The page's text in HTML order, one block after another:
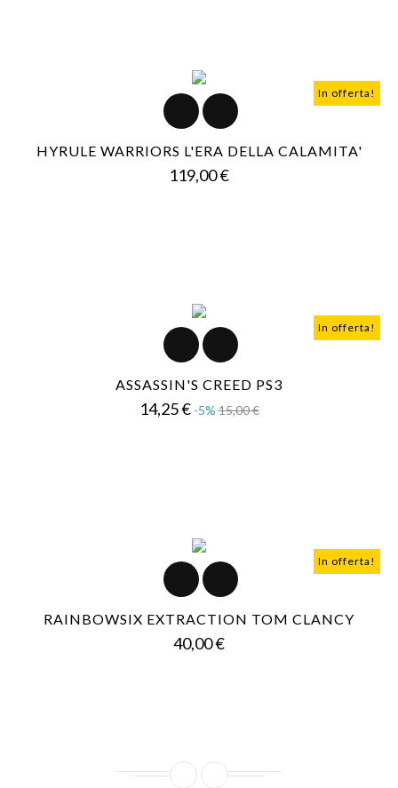
In offerta!
HYRULE WARRIORS L'ERA DELLA CALAMITA'
119,00 €Prezzo
In offerta!
ASSASSIN'S CREED PS3
14,25 € Prezzo
-5% 15,00 €Prezzo
In offerta!
RAINBOWSIX EXTRACTION TOM CLANCY
40,00 €Prezzo